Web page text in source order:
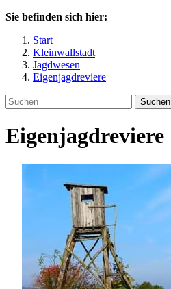
Sie befinden sich hier:
Start
Kleinwallstadt
Jagdwesen
Eigenjagdreviere
Suchen
Eigenjagdreviere